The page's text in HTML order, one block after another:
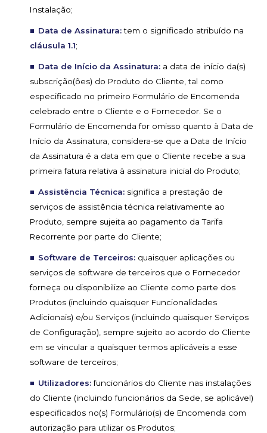
Instalação;
Data de Assinatura:tem o significado atribuído na
cláusula 1.1;
Data de Início da Assinatura: a data de início da(s)
subscrição(ões) do Produto do Cliente, tal como
especificado no primeiro Formulário de Encomenda
celebrado entre o Cliente e o Fornecedor. Se o
Formulário de Encomenda for omisso quanto à Data de
Início da Assinatura, considera-se que a Data de Início
da Assinatura é a data em que o Cliente recebe a sua
primeira fatura relativa à assinatura inicial do Produto;
Assistência Técnica: significa a prestação de
serviços de assistência técnica relativamente ao
Produto, sempre sujeita ao pagamento da Tarifa
Recorrente por parte do Cliente;
Software de Terceiros: quaisquer aplicações ou
serviços de software de terceiros que o Fornecedor
forneça ou disponibilize ao Cliente como parte dos
Produtos (incluindo quaisquer Funcionalidades
Adicionais) e/ou Serviços (incluindo quaisquer Serviços
de Configuração), sempre sujeito ao acordo do Cliente
em se vincular a quaisquer termos aplicáveis a esse
software de terceiros;
Utilizadores:funcionários do Cliente nas instalações
do Cliente (incluindo funcionários da Sede, se aplicável)
especificados no(s) Formulário(s) de Encomenda com
autorização para utilizar os Produtos;